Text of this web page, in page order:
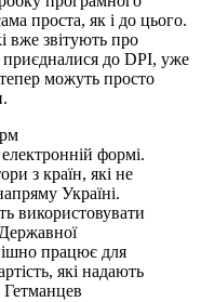
проста, як і до цього.
вже звітують про
приєдналися до DPI, уже
можуть просто
формі.
з країн, які не
Україні.
використовувати
працює для
які надають
Гетманцев